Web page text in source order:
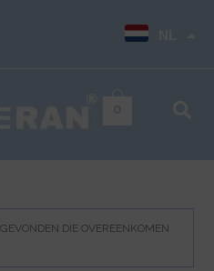
DIE OVEREENKOMEN